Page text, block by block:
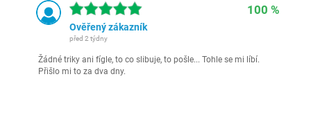
100 %
Ověřený zákazník
před 2 týdny
Žádné triky ani fígle, to co slibuje, to pošle... Tohle se mi líbí.
Přišlo mi to za dva dny.